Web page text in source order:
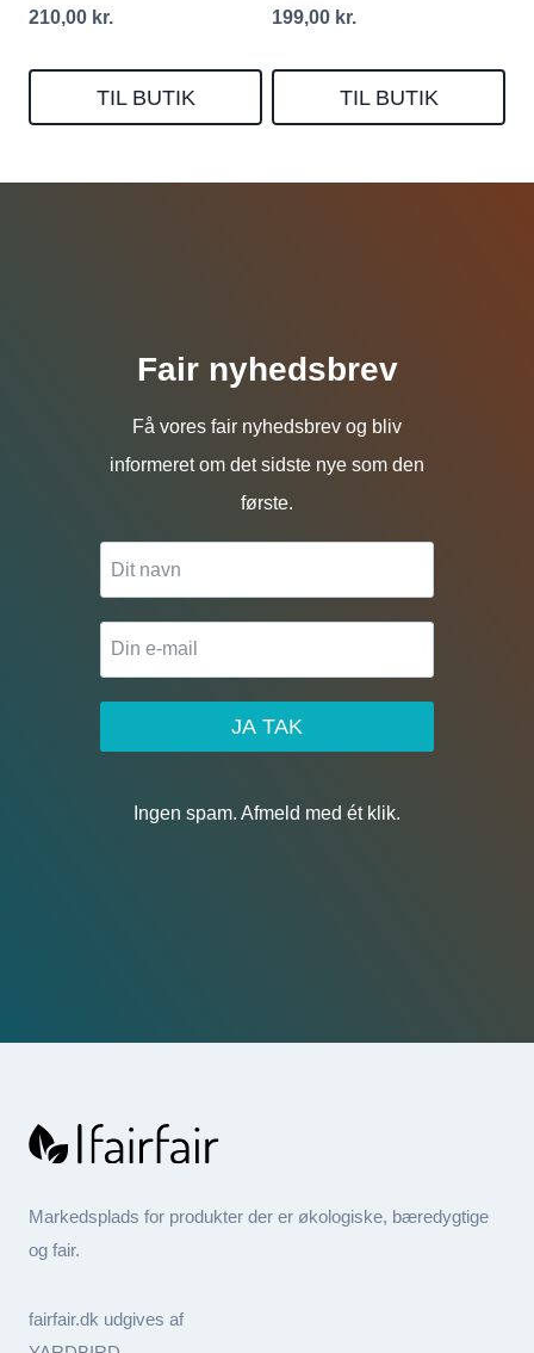
210,00 kr.
TIL BUTIK
199,00 kr.
TIL BUTIK
Fair nyhedsbrev
Få vores fair nyhedsbrev og bliv
informeret om det sidste nye som den
første.
JA TAK
Ingen spam. Afmeld med ét klik.
Markedsplads for produkter der er økologiske, bæredygtige
og fair.
fairfair.dk udgives af